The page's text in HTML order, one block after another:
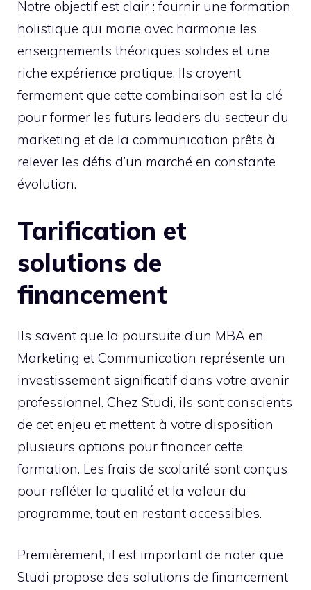
Notre objectif est clair : fournir une formation
holistique qui marie avec harmonie les
enseignements théoriques solides et une
riche expérience pratique. Ils croyent
fermement que cette combinaison est la clé
pour former les futurs leaders du secteur du
marketing et de la communication prêts à
relever les défis d’un marché en constante
évolution.
Tarification et
solutions de
financement
Ils savent que la poursuite d’un MBA en
Marketing et Communication représente un
investissement significatif dans votre avenir
professionnel. Chez Studi, ils sont conscients
de cet enjeu et mettent à votre disposition
plusieurs options pour financer cette
formation. Les frais de scolarité sont conçus
pour refléter la qualité et la valeur du
programme, tout en restant accessibles.
Premièrement, il est important de noter que
Studi propose des solutions de financement